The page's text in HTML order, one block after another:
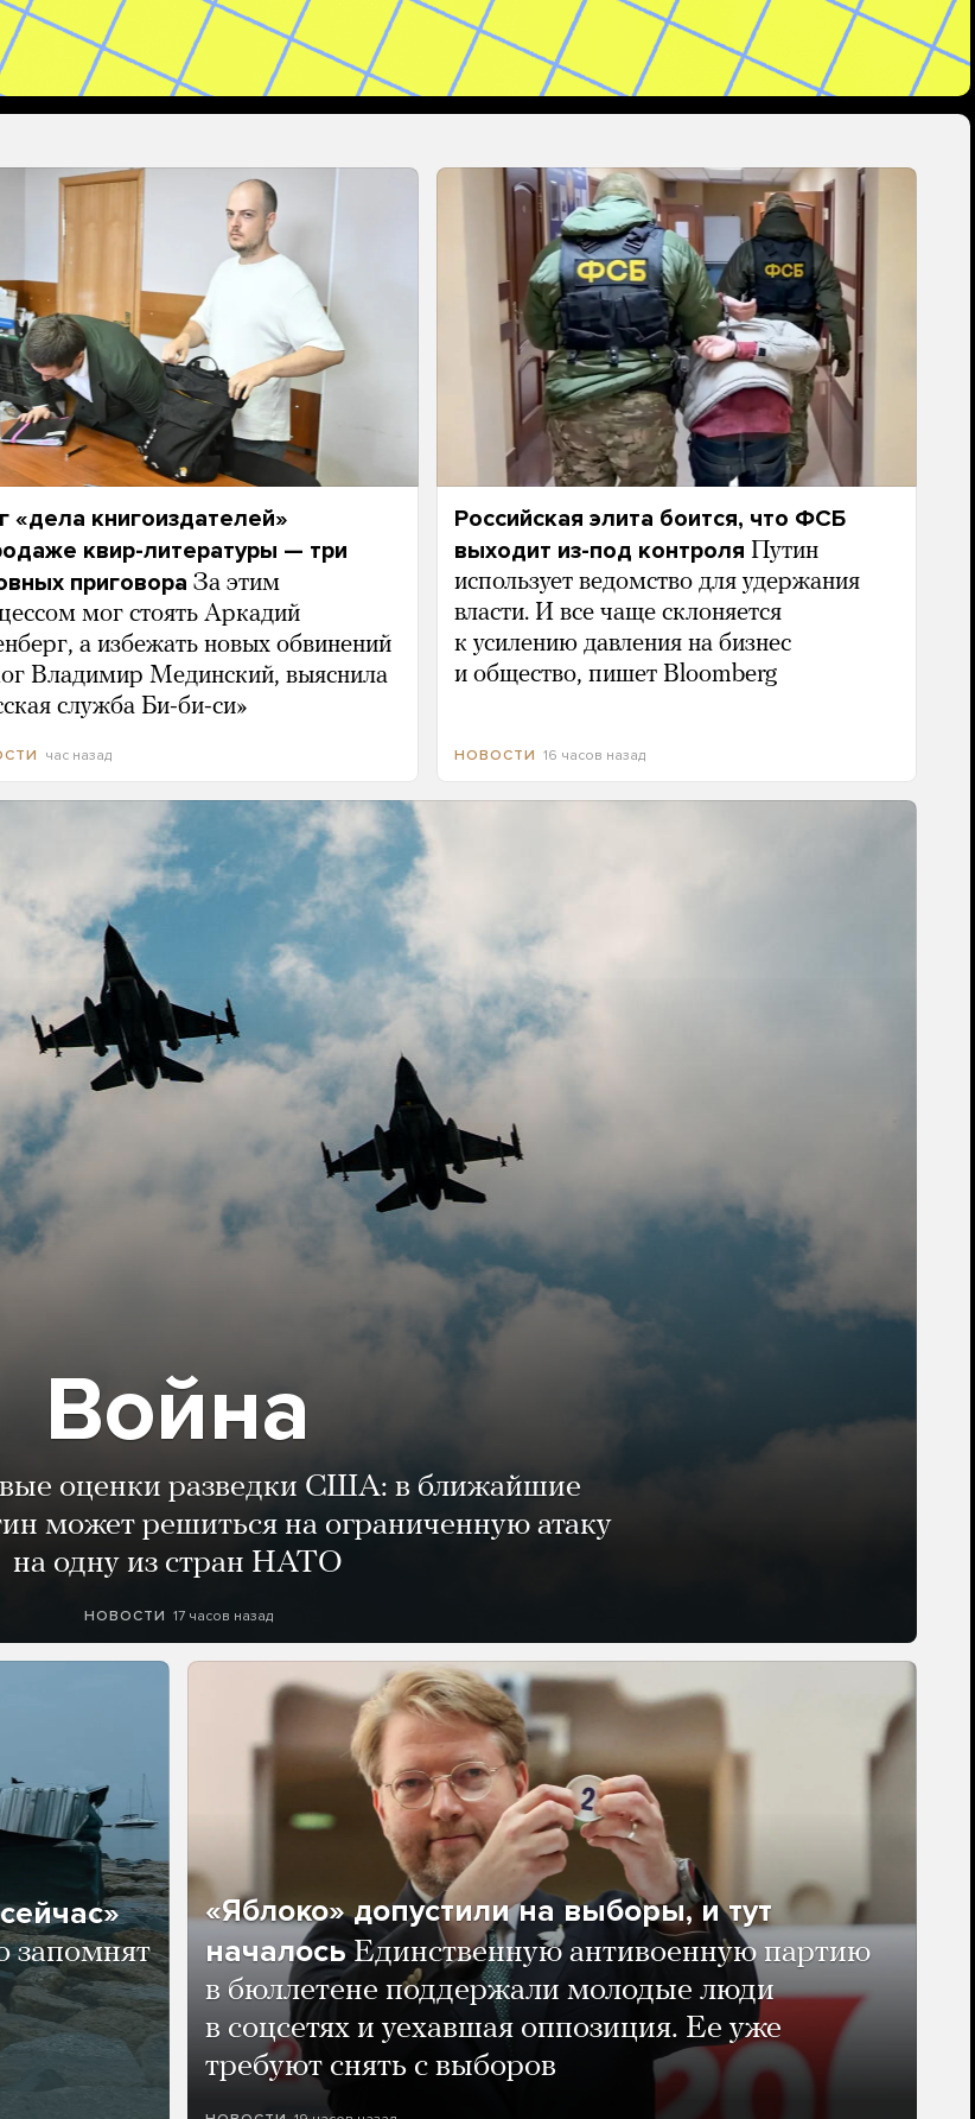
«дела книгоиздателей»
квир-литературы — три
приговора За этим
мог стоять Аркадий
а избежать новых обвинений
Владимир Мединский, выяснила
служба Би-би-си»
час назад
Российская элита боится, что ФСБ
выходит из-под контроля Путин
использует ведомство для удержания
власти. И все чаще склоняется
к усилению давления на бизнес
и общество, пишет Bloomberg
НОВОСТИ 16 часов назад
Война
оценки разведки США: в ближайшие
может решиться на ограниченную атаку
на одну из стран НАТО
НОВОСТИ 17 часов назад
запомнят
«Яблоко» допустили на выборы, и тут
началось Единственную антивоенную партию
в бюллетене поддержали молодые люди
в соцсетях и уехавшая оппозиция. Ее уже
требуют снять с выборов